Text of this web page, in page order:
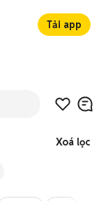
Tải app
Xoá lọc